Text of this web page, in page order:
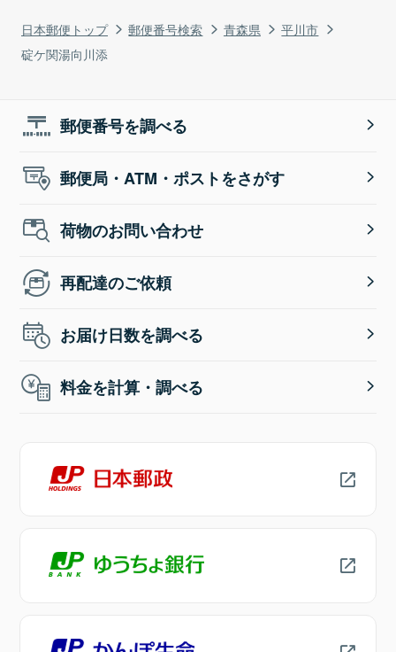
日本郵便トップ 郵便番号検索 青森県
平川市
碇ケ関湯向川添
郵便番号を調べる
郵便局・ATM・ポストをさがす
荷物のお問い合わせ
再配達のご依頼
お届け日数を調べる
料金を計算・調べる